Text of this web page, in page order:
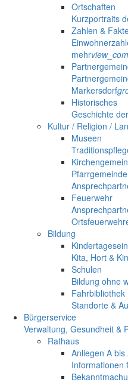
Ortschaften
Kurzportraits
Zahlen &
mehr
Markersdorf
Historisches
Geschichte
Kultur / Religion /
Museen
Feuerwehr
Bildung
Kita, Hort &
Schulen
Bildung ohne
Fahrbibliothek
Standorte &
Bürgerservice
Verwaltung, Gesundheit &
Rathaus
Anliegen A bis
Informationen